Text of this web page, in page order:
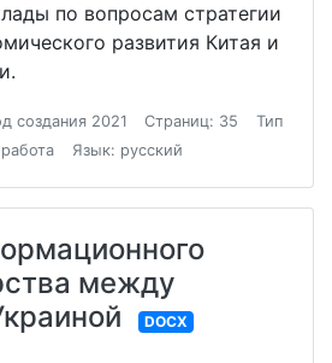
по вопросам стратегии
развития Китая и
создания 2021 Страниц: 35
Тип
Язык: русский
между
DOCX